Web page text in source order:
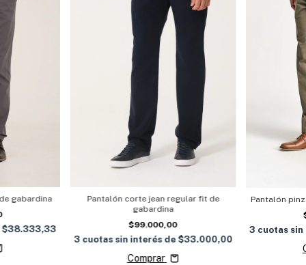
gabardina
$38.333,33
Pantalón corte jean regular fit de
gabardina
$99.000,00
3 cuotas sin interés de $33.000,00
Comprar
Pantalón
3 cuotas